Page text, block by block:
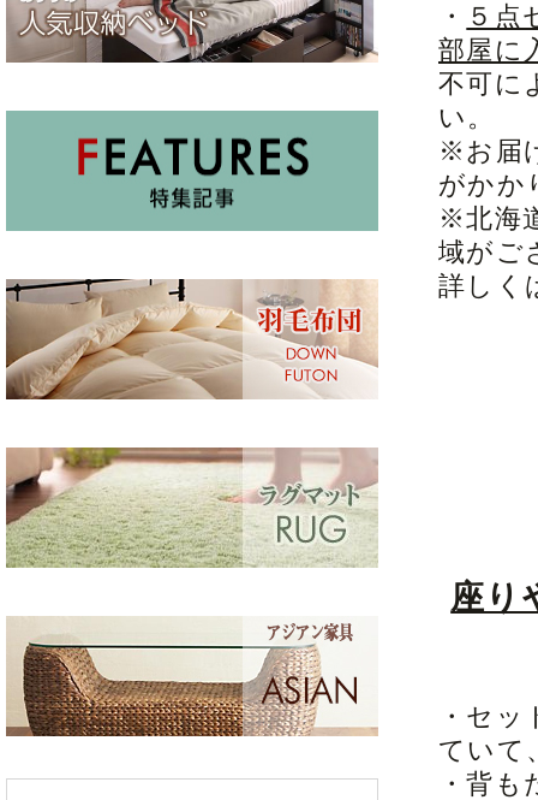
・ ５点
部屋に
不可に
い。
※お届
がかか
※北海
域がご
詳しく
座り
・セ
ていて
・背